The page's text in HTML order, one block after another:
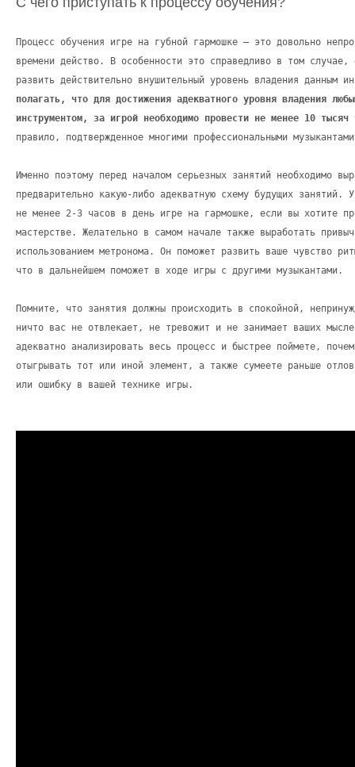
Процесс обучения игре на губной гармошке – это довольно
времени действо. В особенности это справедливо в том случае,
развить действительно внушительный уровень владения данным
полагать, что для достижения адекватного уровня владения
инструментом, за игрой необходимо провести не менее 10 тысяч
правило, подтвержденное многими профессиональными
Именно поэтому перед началом серьезных занятий необходимо
предварительно какую-либо адекватную схему будущих занятий.
не менее 2-3 часов в день игре на гармошке, если вы хотите
мастерстве. Желательно в самом начале также выработать
использованием метронома. Он поможет развить ваше чувство
что в дальнейшем поможет в ходе игры с другими музыкантами.
Помните, что занятия должны происходить в спокойной,
ничто вас не отвлекает, не тревожит и не занимает ваших
адекватно анализировать весь процесс и быстрее поймете,
отыгрывать тот или иной элемент, а также сумеете раньше
или ошибку в вашей технике игры.